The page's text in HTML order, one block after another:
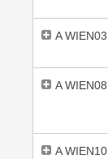
A WIEN03
A WIEN08
A WIEN10